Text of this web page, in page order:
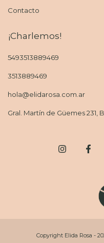
Contacto
¡Charlemos!
5493513889469
3513889469
hola@elidarosa.com.ar
Gral. Martín de Güemes 231,
Copyright Elida Rosa -